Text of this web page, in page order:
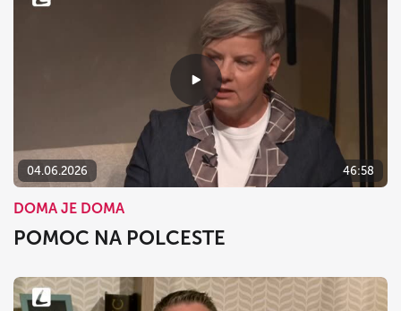
04.06.2026 46:58
DOMA JE DOMA
POMOC NA POLCESTE